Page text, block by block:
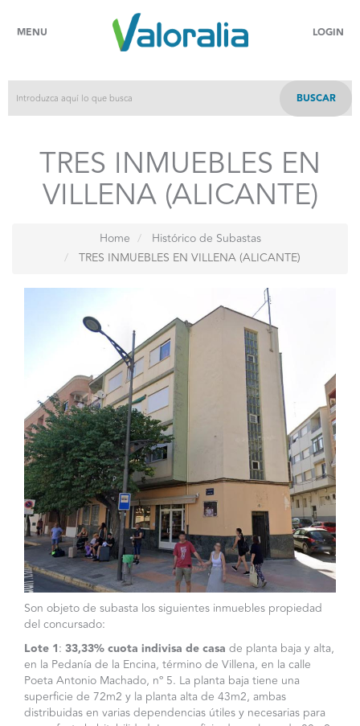
MENU LOGIN
BUSCAR
TRES INMUEBLES EN
VILLENA (ALICANTE)
Home
Histórico de Subastas
TRES INMUEBLES EN VILLENA (ALICANTE)
Son objeto de subasta los siguientes inmuebles propiedad
del concursado:
Lote 1: 33,33% cuota indivisa de casa de planta baja y alta,
en la Pedanía de la Encina, término de Villena, en la calle
Poeta Antonio Machado, nº 5. La planta baja tiene una
superficie de 72m2 y la planta alta de 43m2, ambas
distribuidas en varias dependencias útiles y necesarias para